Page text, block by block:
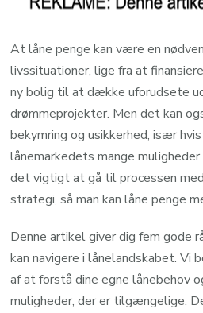
At låne penge kan være en
livssituationer, lige fra at
ny bolig til at dække uforudsete
drømmeprojekter. Men det kan
bekymring og usikkerhed, især
lånemarkedets mange
det vigtigt at gå til processen
strategi, så man kan låne penge
Denne artikel giver dig fem gode
kan navigere i lånelandskabet. Vi
af at forstå dine egne lånebehov
muligheder, der er tilgængelige.